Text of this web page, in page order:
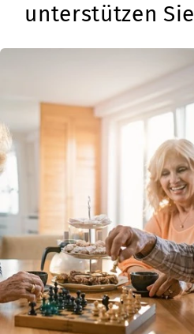
unterstützen Sie